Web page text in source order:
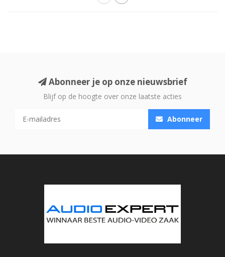
Abonneer je op onze nieuwsbrief
Blijf op de hoogte over onze laatste acties
Abonneer